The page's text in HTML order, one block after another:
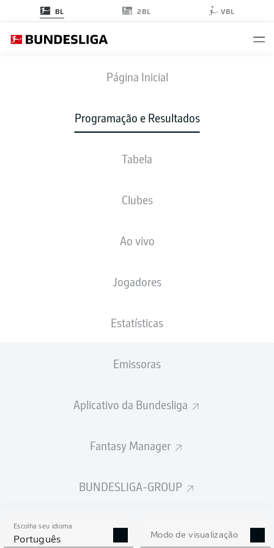
BL 2BL VBL
Página Inicial
Programação e Resultados
Tabela
Clubes
Ao vivo
Jogadores
Estatísticas
Emissoras
Aplicativo da Bundesliga
Fantasy Manager
BUNDESLIGA-GROUP
Escolha seu idioma
Português Modo de visualização
BMG ELV
ESCALAÇÕES
0